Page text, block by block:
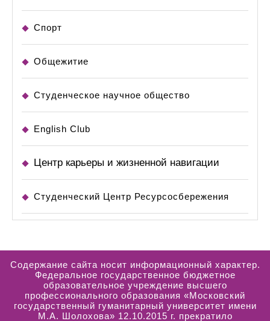
Спорт
Общежитие
Студенческое научное общество
English Club
Центр карьеры и жизненной навигации
Студенческий Центр Ресурсосбережения
Содержание сайта носит информационный характер.
Федеральное государственное бюджетное
образовательное учреждение высшего
профессионального образования «Московский
государственный гуманитарный университет имени
М.А. Шолохова» 12.10.2015 г. прекратило